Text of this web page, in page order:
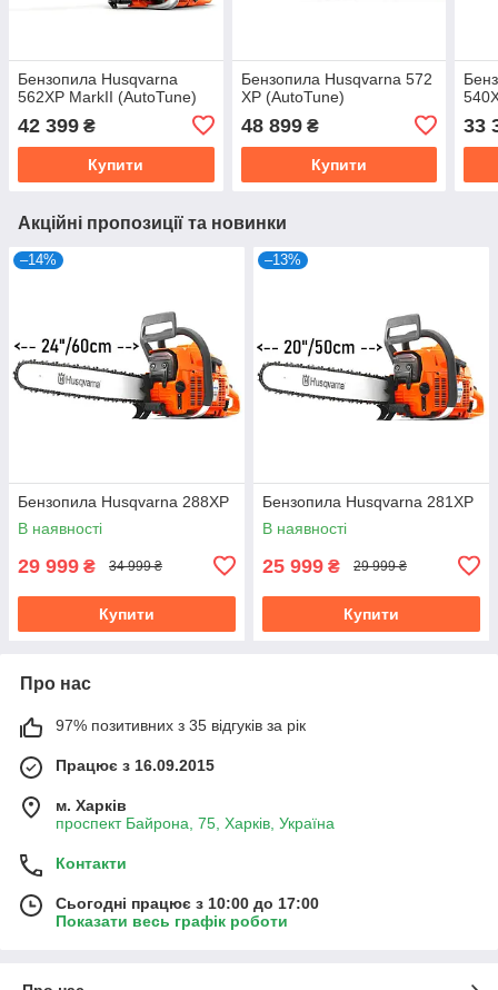
Бензопила Husqvarna
562XP MarkII (AutoTune)
42 399 ₴
Купити
Бензопила Husqvarna 572
XP (AutoTune)
48 899₴
Купити
33
Акційні пропозиції та новинки
–14%
Бензопила Husqvarna 288XP
В наявності
29 999 ₴ 34 999 ₴
Купити
–13%
Бензопила Husqvarna 281XP
В наявності
25 999 ₴ 29 999 ₴
Купити
Про нас
97% позитивних з 35 відгуків за рік
Працює з 16.09.2015
м. Харків
проспект Байрона, 75, Харків, Україна
Контакти
Сьогодні працює з 10:00 до 17:00
Показати весь графік роботи